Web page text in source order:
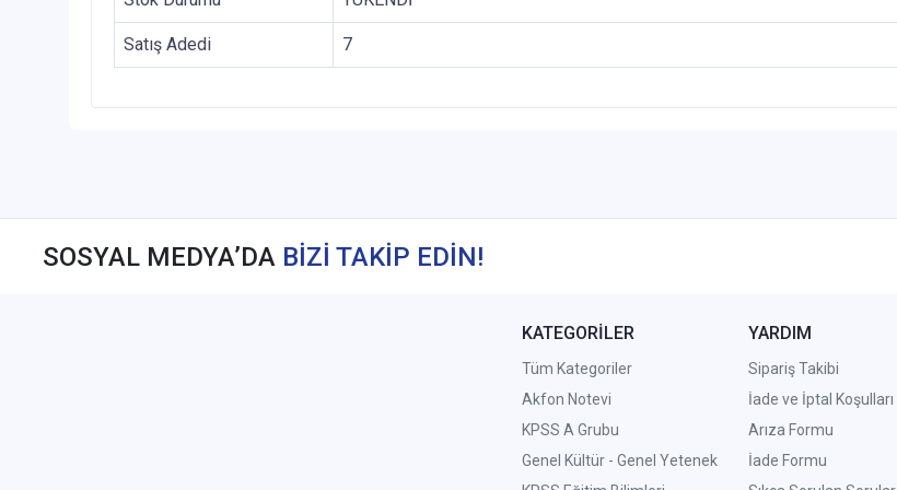
Satış Adedi 7
SOSYAL MEDYA’DA BİZİ TAKİP EDİN!
KATEGORİLER
Tüm Kategoriler
Akfon Notevi
KPSS A Grubu
Genel Kültür - Genel Yetenek
YARDIM
Sipariş Takibi
İade ve İptal Koşulları
Arıza Formu
İade Formu